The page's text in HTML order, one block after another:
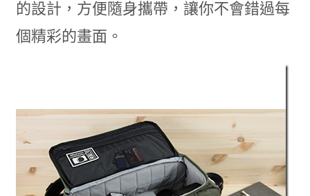
的設計，方便隨身攜帶，讓你不會錯過每
個精彩的畫面。